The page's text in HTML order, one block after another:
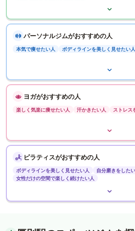
パーソナルジムがおすすめの人
本気で痩せたい人 ボディラインを美しく見せたい人
ヨガがおすすめの人
楽しく気楽に痩せたい人 汗かきたい人 ストレス
ピラティスがおすすめの人
ボディラインを美しく見せたい人
自分磨きをした
女性だけの空間で楽しく続けたい人